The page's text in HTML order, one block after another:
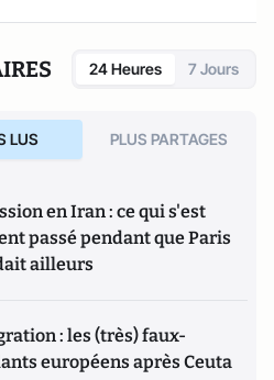
24 Heures 7 Jours
LUS PLUS PARTAGES
en Iran : ce qui s'est
passé pendant que Paris
ailleurs
: les (très) faux-
européens après Ceuta